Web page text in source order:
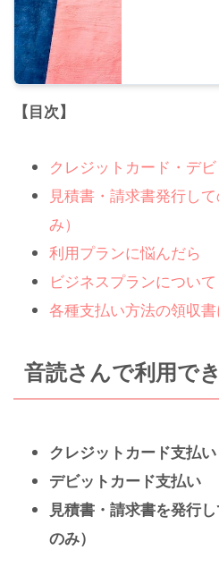
【目次】
クレジットカード・デ
見積書・請求書発行し
み）
利用プランに悩んだら
ビジネスプランについて
各種支払い方法の領収
音読さんで利用で
クレジットカード支払い
デビットカード支払い
見積書・請求書を発行
のみ）